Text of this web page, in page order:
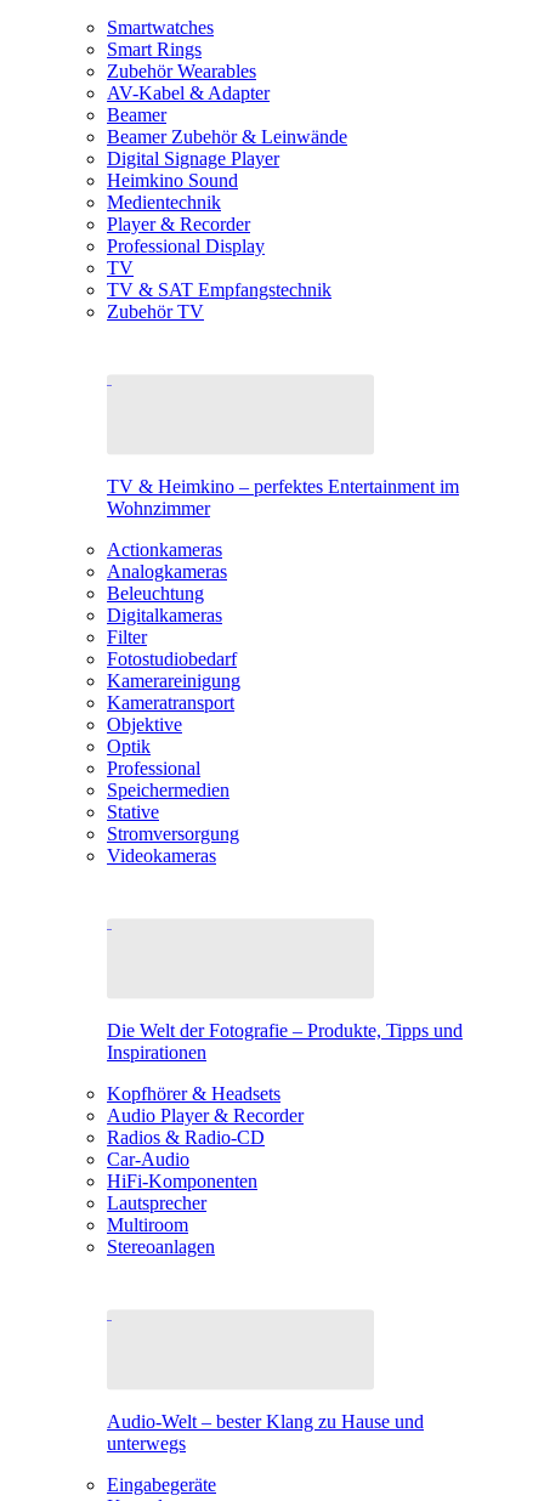
Smartwatches
Smart Rings
Zubehör Wearables
AV-Kabel & Adapter
Beamer
Beamer Zubehör & Leinwände
Digital Signage Player
Heimkino Sound
Medientechnik
Player & Recorder
Professional Display
TV
TV & SAT Empfangstechnik
Zubehör TV
TV & Heimkino – perfektes Entertainment im
Wohnzimmer
Actionkameras
Analogkameras
Beleuchtung
Digitalkameras
Filter
Fotostudiobedarf
Kamerareinigung
Kameratransport
Objektive
Optik
Professional
Speichermedien
Stative
Stromversorgung
Videokameras
Die Welt der Fotografie – Produkte, Tipps und
Inspirationen
Kopfhörer & Headsets
Audio Player & Recorder
Radios & Radio-CD
Car-Audio
HiFi-Komponenten
Lautsprecher
Multiroom
Stereoanlagen
Audio-Welt – bester Klang zu Hause und
unterwegs
Eingabegeräte